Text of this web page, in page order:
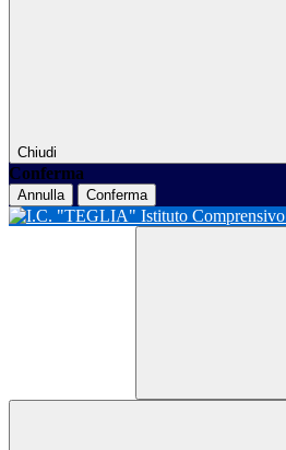
Chiudi
Conferma
Annulla Conferma
Istituto Comprensivo